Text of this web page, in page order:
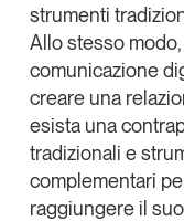
strumenti
Allo stesso
comunicazione
creare una
esista una
tradizionali e
complementari
raggiungere il